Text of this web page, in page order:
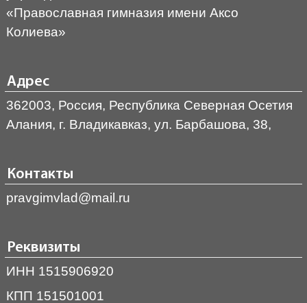
«Православная гимназия имени Аксо
Колиева»
Адрес
362003, Россия, Республика Северная Осетия
Алания, г. Владикавказ, ул. Барбашова, 38,
Контакты
pravgimvlad@mail.ru
Реквизиты
ИНН 1515906920
КПП 151501001